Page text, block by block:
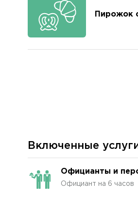
Пирожок
Включенные
Официанты и
Официант на 6 часов